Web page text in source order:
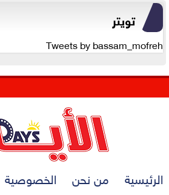
تويتر
Tweets by bassam_mofreh
الرئيسية من نحن الخصوصية